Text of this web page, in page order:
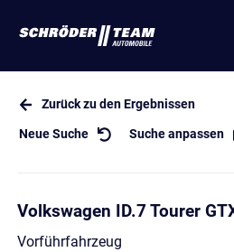
Zurück zu den Ergebnissen
Neue Suche Suche anpassen
Volkswagen ID.7 Tourer
Vorführfahrzeug